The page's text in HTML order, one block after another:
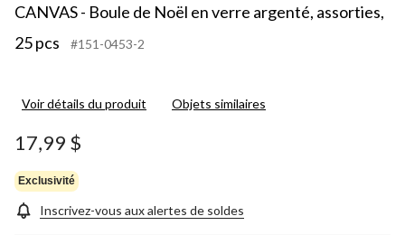
CANVAS - Boule de Noël en verre argenté, assorties,
25 pcs
#151-0453-2
Voir détails du produit Objets similaires
17,99 $
Exclusivité
Inscrivez-vous aux alertes de soldes